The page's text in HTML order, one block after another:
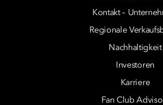
Kontakt –
Regionale
Nachhaltigkeit
Investoren
Karriere
Fan Club